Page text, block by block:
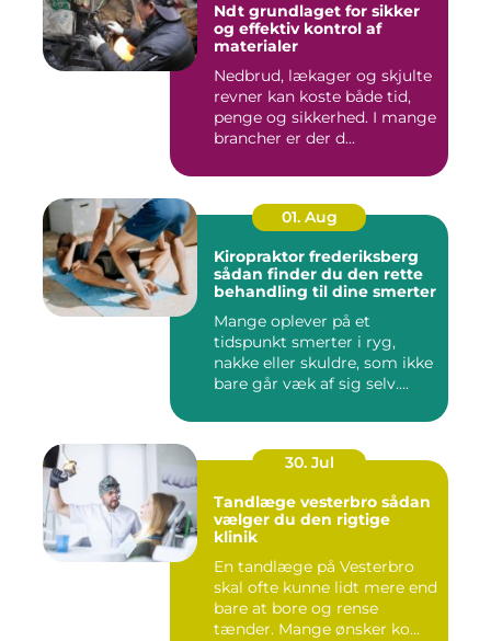
Ndt grundlaget for sikker
og effektiv kontrol af
materialer
Nedbrud, lækager og skjulte
revner kan koste både tid,
penge og sikkerhed. I mange
brancher er der d...
01. Aug
Kiropraktor frederiksberg
sådan finder du den rette
behandling til dine smerter
Mange oplever på et
tidspunkt smerter i ryg,
nakke eller skuldre, som ikke
bare går væk af sig selv....
30. Jul
Tandlæge vesterbro sådan
vælger du den rigtige
klinik
En tandlæge på Vesterbro
skal ofte kunne lidt mere end
bare at bore og rense
tænder. Mange ønsker ko...